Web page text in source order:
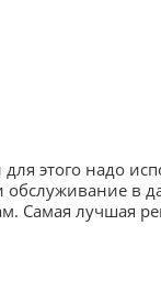
этого надо
обслуживание в
Самая лучшая